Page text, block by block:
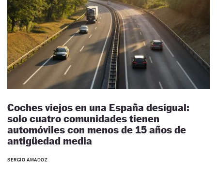
Coches viejos en una España desigual:
solo cuatro comunidades tienen
automóviles con menos de 15 años de
antigüedad media
SERGIO AMADOZ